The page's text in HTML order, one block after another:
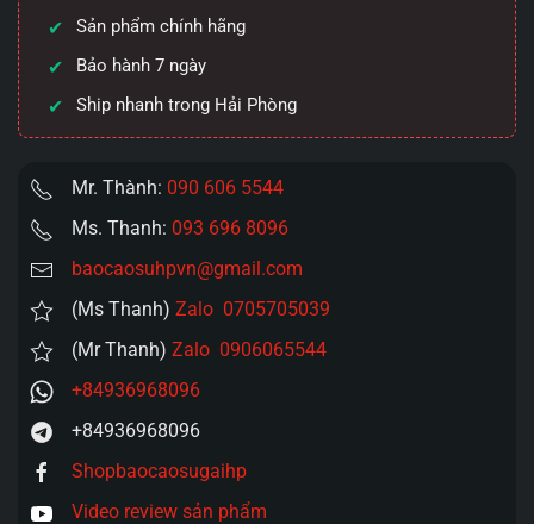
Sản phẩm chính hãng
Bảo hành 7 ngày
Ship nhanh trong Hải Phòng
Mr. Thành: 090 606 5544
Ms. Thanh: 093 696 8096
baocaosuhpvn@gmail.com
(Ms Thanh) Zalo 0705705039
(Mr Thanh) Zalo 0906065544
+84936968096
+84936968096
Shopbaocaosugaihp
Video review sản phẩm